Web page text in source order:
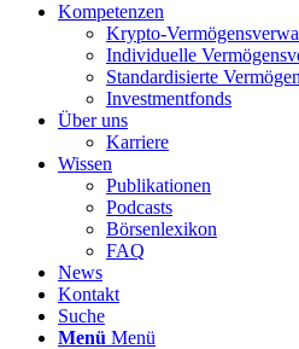
Kompetenzen
Krypto-
Individuelle
Standardisierte
Investmentfonds
Über uns
Karriere
Wissen
Publikationen
Podcasts
Börsenlexikon
FAQ
News
Kontakt
Suche
Menü Menü